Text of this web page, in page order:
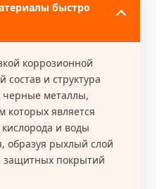
быстро
состав и структура
металлы,
которых является
и воды
образуя рыхлый слой
защитных покрытий